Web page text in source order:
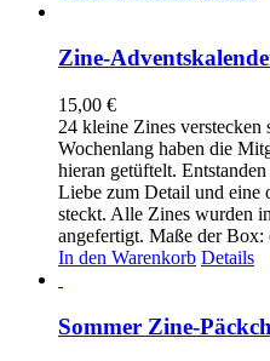
Zine-
15,00 €
24 kleine Zines
Wochenlang haben die
hieran getüftelt.
Liebe zum Detail und eine
steckt. Alle Zines wurden
angefertigt. Maße der
In den Warenkorb Details
Sommer Zine-